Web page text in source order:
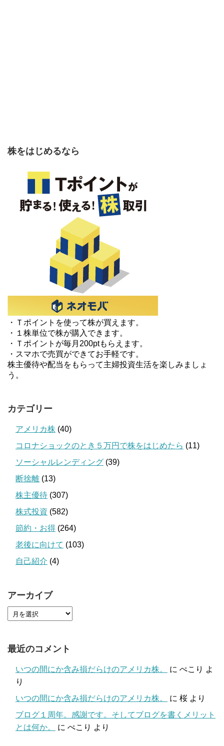
株をはじめるなら
・Ｔポイントを使って株が買えます。
・１株単位で株が購入できます。
・Ｔポイントが毎月200ptもらえます。
・スマホで売買ができてお手軽です。
株主優待や配当をもらって主婦投資生活を楽しみましょ
う。
カテゴリー
アメリカ株 (40)
コロナショックのとき５万円で株をはじめたら (11)
ソーシャルレンディング (39)
断捨離 (13)
株主優待 (307)
株式投資 (582)
節約・お得 (264)
老後に向けて (103)
自己紹介 (4)
アーカイブ
最近のコメント
いつの間にか含み損だらけのアメリカ株。 に ぺこり よ
り
いつの間にか含み損だらけのアメリカ株。
に 桜 より
ブログ１周年。感謝です。そしてブログを書くメリット
とは何か。
に ぺこり より